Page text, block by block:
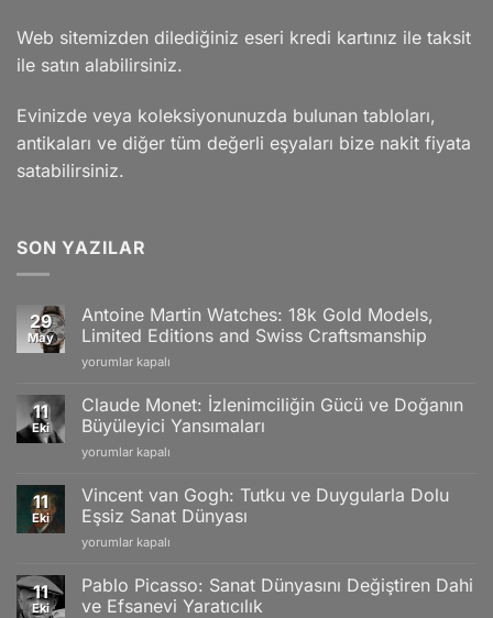
Web sitemizden dilediğiniz eseri kredi kartınız ile taksit
ile satın alabilirsiniz.
Evinizde veya koleksiyonunuzda bulunan tabloları,
antikaları ve diğer tüm değerli eşyaları bize nakit fiyata
satabilirsiniz.
SON YAZILAR
29
May
Antoine Martin Watches: 18k Gold Models,
Limited Editions and Swiss Craftsmanship
Antoine
Watches:
18k
Gold
Models,
Editions
and
Swiss
Craftsmanship
yorumlar kapalı
11
Eki
Claude Monet: İzlenimciliğin Gücü ve Doğanın
Büyüleyici Yansımaları
Claude
İzlenimciliğin
Gücü
ve
Doğanın
Yansımaları
için
yorumlar kapalı
11
Eki
Vincent van Gogh: Tutku ve Duygularla Dolu
Eşsiz Sanat Dünyası
Vincent
Gogh:
Tutku
yorumlar kapalı
11
Eki
Pablo Picasso: Sanat Dünyasını Değiştiren Dahi
ve Efsanevi Yaratıcılık